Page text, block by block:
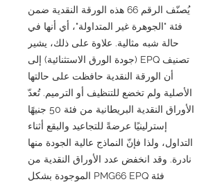
يُصنّف الرقم 66 هذه الورقة النقدية ضمن
فئة "الجوهرة غير المتداولة"، أي أنها في
حالة شبه مثالية. علاوة على ذلك، يشير
تصنيف EPQ (جودة الورق الاستثنائية) إلى
أن الورقة النقدية حافظت على حالتها
الأصلية ولم تخضع للتنظيف أو الترميم. تُعدّ
الأوراق النقدية البريطانية من فئة 50 جنيهًا
إسترلينيًا عرضةً للتجاعيد والبقع أثناء
التداول، ولذا فإنّ النماذج عالية الجودة منها
نادرة. وقد انخفض عدد الأوراق النقدية من
فئة PMG66 EPQ الموجودة بشكل